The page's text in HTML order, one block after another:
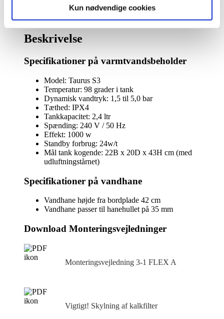
Kun nødvendige cookies
kalkfilter
i
med
rund
antal
Beskrivelse
Beskrivelse
Specifikationer på varmtvandsbeholder
Model: Taurus S3
Temperatur: 98 grader i tank
Dynamisk vandtryk: 1,5 til 5,0 bar
Tæthed: IPX4
Tankkapacitet: 2,4 ltr
Spænding: 240 V / 50 Hz
Effekt: 1000 w
Standby forbrug: 24w/t
Mål tank kogende: 22B x 20D x 43H cm (med
udluftningstårnet)
Specifikationer på vandhane
Vandhane højde fra bordplade 42 cm
Vandhane passer til hanehullet på 35 mm
Download Monteringsvejledninger
Monteringsvejledning 3‑1 FLEX A
Vigtigt! Skylning af kalkfilter